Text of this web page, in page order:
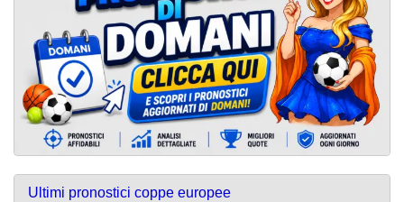
Ultimi pronostici coppe europee